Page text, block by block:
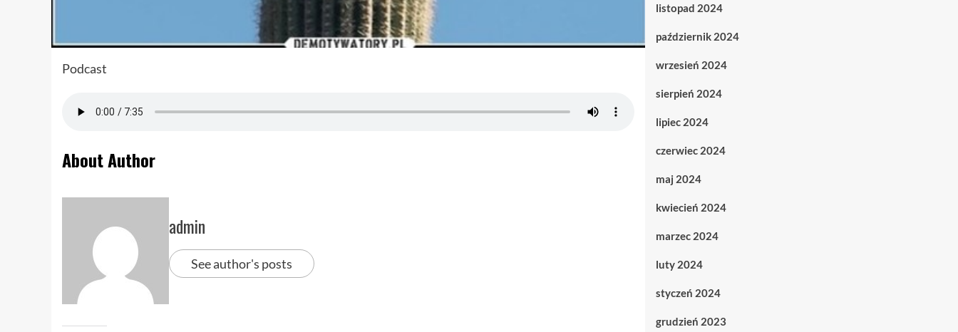
Podcast
About Author
admin
See author's posts
listopad 2024
październik 2024
wrzesień 2024
sierpień 2024
lipiec 2024
czerwiec 2024
maj 2024
kwiecień 2024
marzec 2024
luty 2024
styczeń 2024
grudzień 2023